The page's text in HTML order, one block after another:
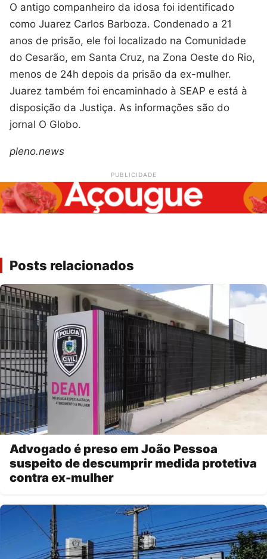
O antigo companheiro da idosa foi identificado
como Juarez Carlos Barboza. Condenado a 21
anos de prisão, ele foi localizado na Comunidade
do Cesarão, em Santa Cruz, na Zona Oeste do Rio,
menos de 24h depois da prisão da ex-mulher.
Juarez também foi encaminhado à SEAP e está à
disposição da Justiça. As informações são do
jornal O Globo.
pleno.news
PUBLICIDADE
Posts relacionados
Advogado é preso em João Pessoa
suspeito de descumprir medida protetiva
contra ex-mulher